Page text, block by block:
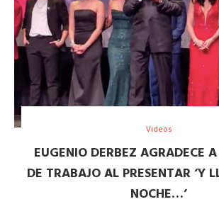
Videos
EUGENIO DERBEZ AGRADECE
DE TRABAJO AL PRESENTAR ‘Y
NOCHE…’